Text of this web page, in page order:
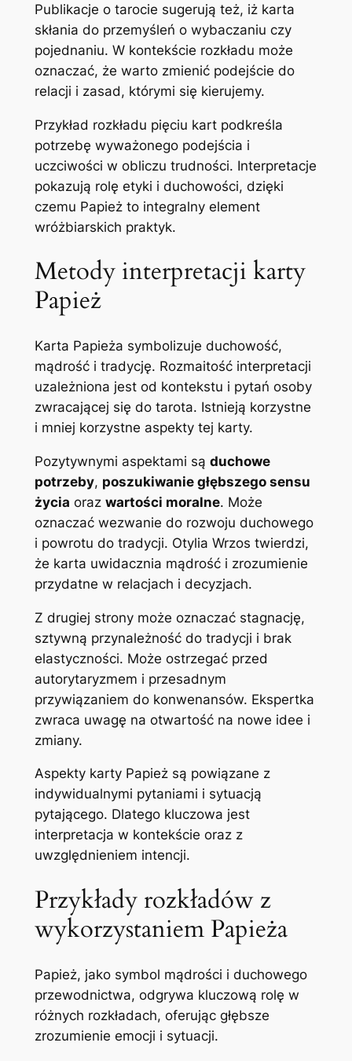
Publikacje o tarocie sugerują też, iż karta
skłania do przemyśleń o wybaczaniu czy
pojednaniu. W kontekście rozkładu może
oznaczać, że warto zmienić podejście do
relacji i zasad, którymi się kierujemy.
Przykład rozkładu pięciu kart podkreśla
potrzebę wyważonego podejścia i
uczciwości w obliczu trudności. Interpretacje
pokazują rolę etyki i duchowości, dzięki
czemu Papież to integralny element
wróżbiarskich praktyk.
Metody interpretacji karty
Papież
Karta Papieża symbolizuje duchowość,
mądrość i tradycję. Rozmaitość interpretacji
uzależniona jest od kontekstu i pytań osoby
zwracającej się do tarota. Istnieją korzystne
i mniej korzystne aspekty tej karty.
Pozytywnymi aspektami są duchowe
potrzeby, poszukiwanie głębszego sensu
życia oraz wartości moralne. Może
oznaczać wezwanie do rozwoju duchowego
i powrotu do tradycji. Otylia Wrzos twierdzi,
że karta uwidacznia mądrość i zrozumienie
przydatne w relacjach i decyzjach.
Z drugiej strony może oznaczać stagnację,
sztywną przynależność do tradycji i brak
elastyczności. Może ostrzegać przed
autorytaryzmem i przesadnym
przywiązaniem do konwenansów. Ekspertka
zwraca uwagę na otwartość na nowe idee i
zmiany.
Aspekty karty Papież są powiązane z
indywidualnymi pytaniami i sytuacją
pytającego. Dlatego kluczowa jest
interpretacja w kontekście oraz z
uwzględnieniem intencji.
Przykłady rozkładów z
wykorzystaniem Papieża
Papież, jako symbol mądrości i duchowego
przewodnictwa, odgrywa kluczową rolę w
różnych rozkładach, oferując głębsze
zrozumienie emocji i sytuacji.